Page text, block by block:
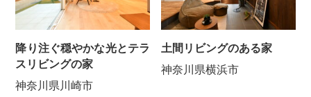
降り注ぐ穏やかな光とテラ
スリビングの家
神奈川県川崎市
土間リビングのある家
神奈川県横浜市